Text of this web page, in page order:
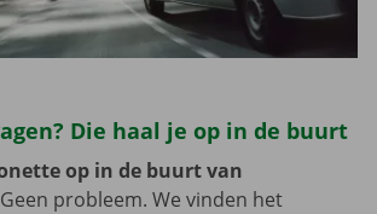
Die haal je op in de buurt
op in de buurt van
Geen probleem. We vinden het